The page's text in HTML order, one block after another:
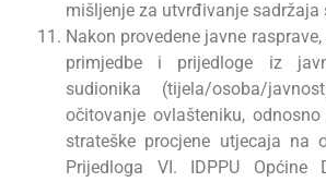
mišljenje za utvrđivanje sadržaja
Nakon provedene javne
primjedbe i prijedloge iz
sudionika (tijela/osoba/
očitovanje ovlašteniku,
strateške procjene utjecaja na
Prijedloga VI. IDPPU Općine